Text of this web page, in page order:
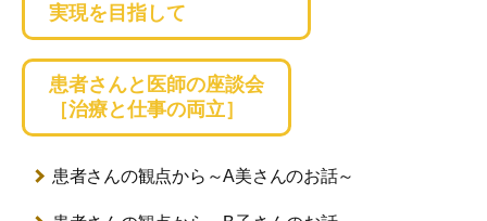
実現を目指して
患者さんと医師の座談会
［治療と仕事の両立］
患者さんの観点から ～A美さんのお話～